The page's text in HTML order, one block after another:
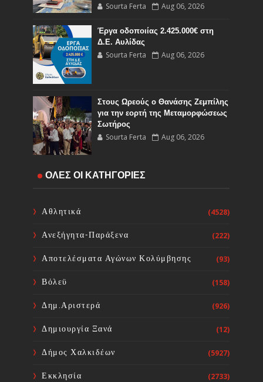
Sourta Ferta Aug 06, 2026
Έργα οδοποιίας 2.425.000€ στη
Δ.Ε. Αυλίδας
Sourta Ferta Aug 06, 2026
Στους Ωρεούς ο Θανάσης Ζεμπίλης
για την εορτή της Μεταμορφώσεως
Σωτήρος
Sourta Ferta Aug 06, 2026
Έναρξη εργασιών του Υποέργου 1
Συλλόγων Χώρας: Άμεση
επίσπευση των διαδικασιών και
ΟΛΕΣ ΟΙ ΚΑΤΗΓΟΡΙΕΣ
Αθλητικά (4528)
Ανεξήγητα-Παράξενα (222)
Αποτελέσματα Αγώνων Κολύμβησης (93)
Βόλεϋ (158)
Δημ.Αριστερά (926)
Δημιουργία Ξανά (12)
Δήμος Χαλκιδέων (5927)
Εκκλησία (2733)